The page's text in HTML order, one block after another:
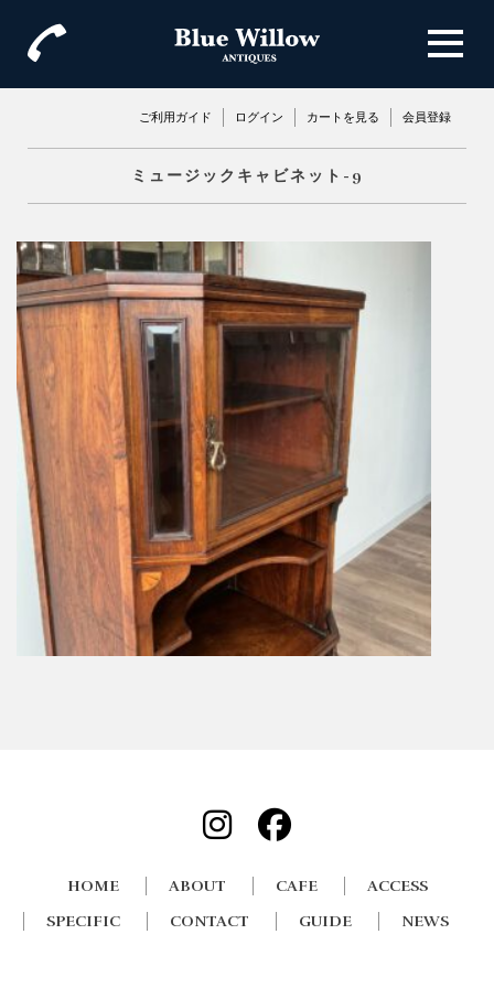
ご利用ガイド ログイン カートを見る 会員登録
ミュージックキャビネット-9
HOME ABOUT CAFE
ACCESS
SPECIFIC
CONTACT GUIDE NEWS